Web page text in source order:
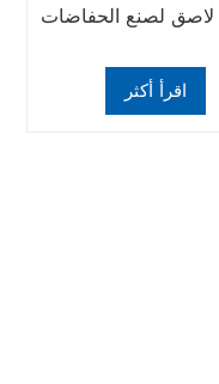
لصنع الحفاضات
اقرأ أكثر